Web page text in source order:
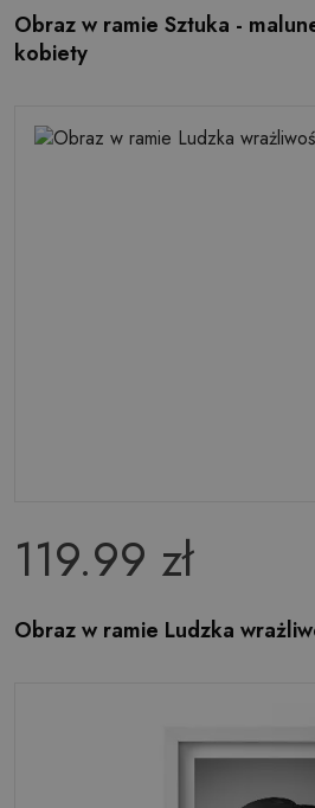
Obraz w ramie Sztuka -
kobiety
119.99 zł
Obraz w ramie Ludzka